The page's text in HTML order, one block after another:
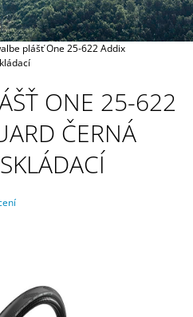
plášť One 25-622 Addix
ONE 25-622
ČERNÁ